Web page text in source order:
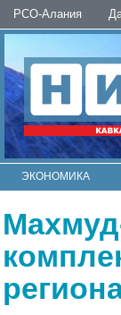
РСО-Алания
ЭКОНОМИКА